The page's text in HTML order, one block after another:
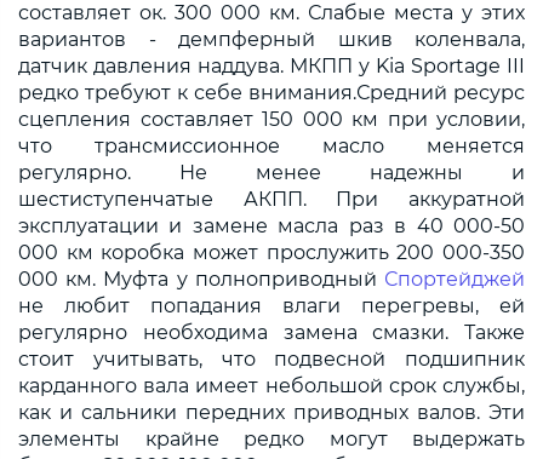
составляет ок. 300 000 км. Слабые места у этих
вариантов - демпферный шкив коленвала,
датчик давления наддува. МКПП у Kia Sportage III
редко требуют к себе внимания.Средний ресурс
сцепления составляет 150 000 км при условии,
что трансмиссионное масло меняется
регулярно. Не менее надежны и
шестиступенчатые АКПП. При аккуратной
эксплуатации и замене масла раз в 40 000-50
000 км коробка может прослужить 200 000-350
000 км. Муфта у полноприводный Спортейджей
не любит попадания влаги перегревы, ей
регулярно необходима замена смазки. Также
стоит учитывать, что подвесной подшипник
карданного вала имеет небольшой срок службы,
как и сальники передних приводных валов. Эти
элементы крайне редко могут выдержать